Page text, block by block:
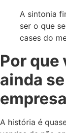
A sintonia
ser o que
cases do
Por que
ainda
A história é